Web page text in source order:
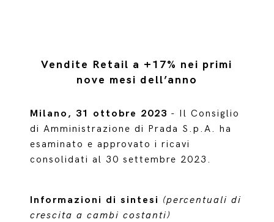
Vendite Retail a +17% nei primi
nove mesi dell’anno
Milano, 31 ottobre 2023 - Il Consiglio
di Amministrazione di Prada S.p.A. ha
esaminato e approvato i ricavi
consolidati al 30 settembre 2023.
Informazioni di sintesi (percentuali di
crescita a cambi costanti)